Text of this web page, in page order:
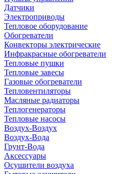
Датчики
Электроприводы
Тепловое оборудование
Обогреватели
Конвекторы электрические
Инфракрасные обогреватели
Тепловые пушки
Тепловые завесы
Газовые обогреватели
Тепловентиляторы
Масляные радиаторы
Теплогенераторы
Тепловые насосы
Воздух-Воздух
Воздух-Вода
Грунт-Вода
Аксессуары
Осушители воздуха